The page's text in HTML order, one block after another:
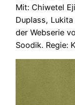
Mit: Chiwetel
Duplass,
der Webserie
Soodik. Regie: